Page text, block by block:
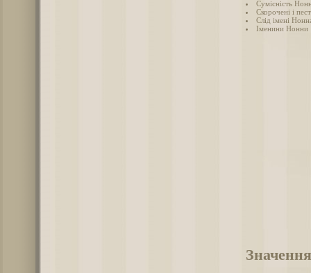
Сумісність
Скорочені і
Слід імені
Іменини Нонни